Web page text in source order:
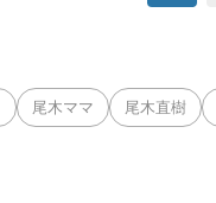
尾木ママ 尾木直樹